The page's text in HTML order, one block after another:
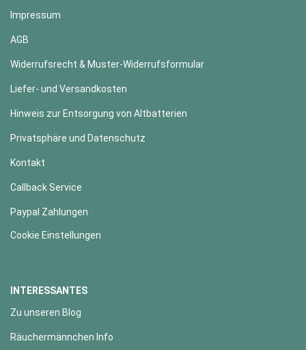
Impressum
AGB
Widerrufsrecht & Muster-Widerrufsformular
Liefer- und Versandkosten
Hinweis zur Entsorgung von Altbatterien
Privatsphäre und Datenschutz
Kontakt
Callback Service
Paypal Zahlungen
Cookie Einstellungen
INTERESSANTES
Zu unseren Blog
Räuchermännchen Info